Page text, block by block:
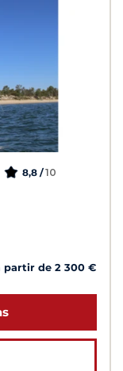
8,8 /10
partir de 2 300 €